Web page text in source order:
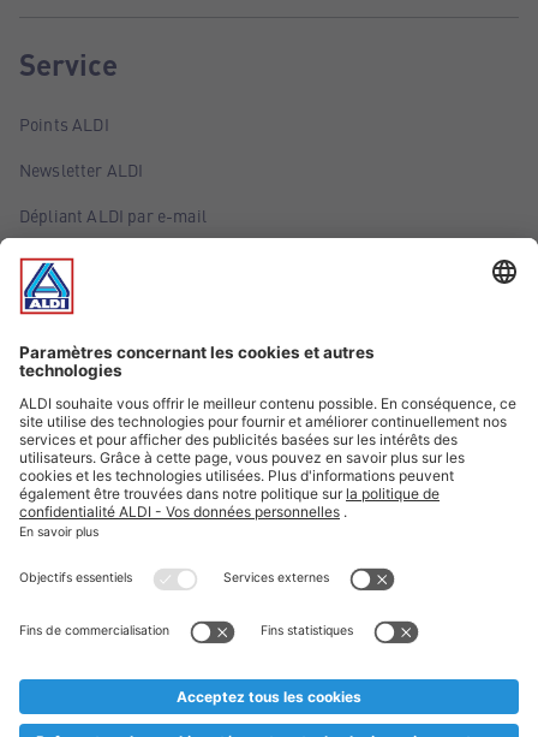
Service
Points ALDI
Newsletter ALDI
Dépliant ALDI par e-mail
Offres
Infos essentielles
Suivez ALDI Belgique
Textes marqués d'un astérisque et mentions légales
* Nous vendons ces articles temporairement et jusqu'à
au cas où, malgré le planning bien étudié, nous serions
prématurément en rupture de stock. Prix Recupel et TVA incl.
** Sur ce site, l’utilisation de la forme masculine a été adoptée